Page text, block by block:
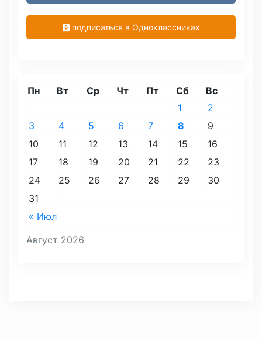
подписаться в Одноклассниках
Август 2026
Пн Вт Ср Чт Пт Сб Вс
« Июл
1
2
3
4 5 6 7 8
9
10
11 12 13 14 15
16
17
18 19 20 21 22
23
24
25 26 27 28 29
30
31